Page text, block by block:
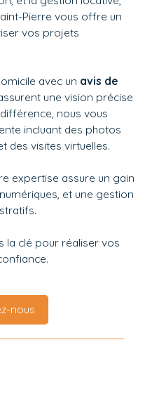
Pierre vous offre un
vos projets
avec un avis de
assurent une vision précise
nous vous
incluant des photos
des visites virtuelles.
expertise assure un gain
et une gestion
la clé pour réaliser vos
nous